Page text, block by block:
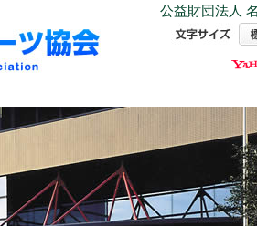
公益財団法人